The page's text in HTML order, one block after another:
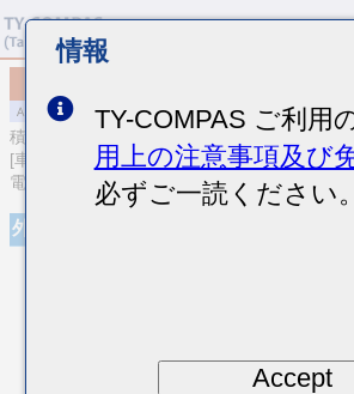
積層セラミックコンデンサ
[車載パワートレイン/セーフティ用 (AEC-
電極品積層セラミックコンデンサ(高誘電率系)]
外観
情報
TY-COMPAS ご利用
用上の注意事項及び
必ずご一読ください。
Accept